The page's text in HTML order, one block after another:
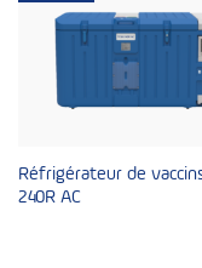
Réfrigérateur de
240R AC